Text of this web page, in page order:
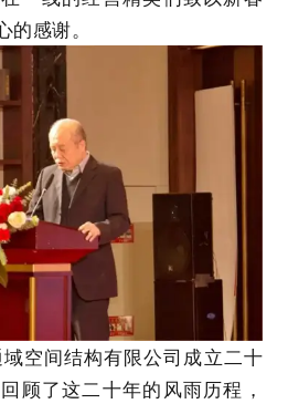
感谢。
空间结构有限公司成立二十
顾了这二十年的风雨历程，